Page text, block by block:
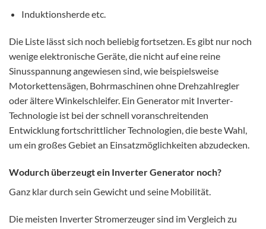
Induktionsherde etc.
Die Liste lässt sich noch beliebig fortsetzen. Es gibt nur noch
wenige elektronische Geräte, die nicht auf eine reine
Sinusspannung angewiesen sind, wie beispielsweise
Motorkettensägen, Bohrmaschinen ohne Drehzahlregler
oder ältere Winkelschleifer. Ein Generator mit Inverter-
Technologie ist bei der schnell voranschreitenden
Entwicklung fortschrittlicher Technologien, die beste Wahl,
um ein großes Gebiet an Einsatzmöglichkeiten abzudecken.
Wodurch überzeugt ein Inverter Generator noch?
Ganz klar durch sein Gewicht und seine Mobilität.
Die meisten Inverter Stromerzeuger sind im Vergleich zu